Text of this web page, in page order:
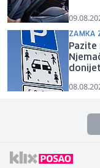
ZAMKA